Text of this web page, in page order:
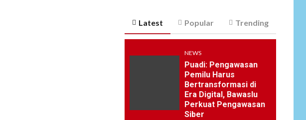
Latest Popular Trending
NEWS
Puadi: Pengawasan
Pemilu Harus
Bertransformasi di
Era Digital, Bawaslu
Perkuat Pengawasan
Siber